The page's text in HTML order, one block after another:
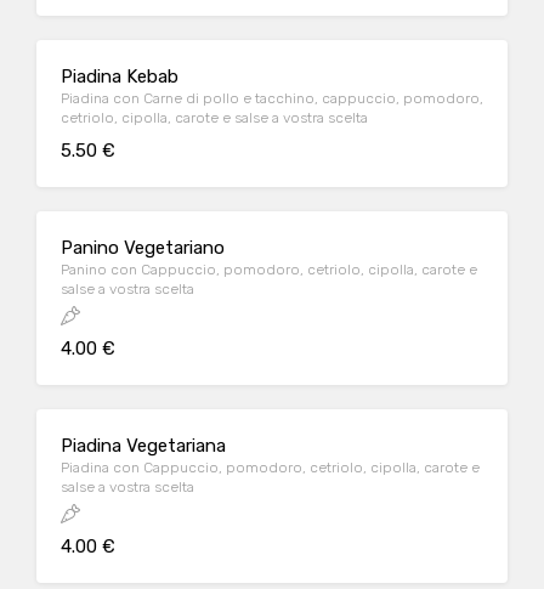
Piadina Kebab
Piadina con Carne di pollo e tacchino, cappuccio, pomodoro,
cetriolo, cipolla, carote e salse a vostra scelta
5.50 €
Panino Vegetariano
Panino con Cappuccio, pomodoro, cetriolo, cipolla, carote e
salse a vostra scelta
4.00 €
Piadina Vegetariana
Piadina con Cappuccio, pomodoro, cetriolo, cipolla, carote e
salse a vostra scelta
4.00 €